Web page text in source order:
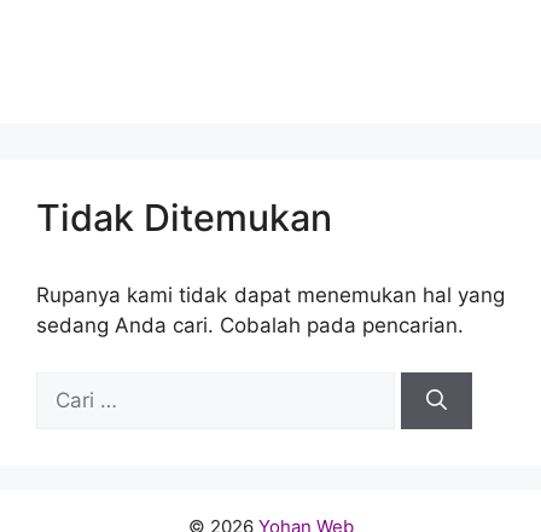
Tidak Ditemukan
Rupanya kami tidak dapat menemukan hal yang
sedang Anda cari. Cobalah pada pencarian.
© 2026 Yohan Web